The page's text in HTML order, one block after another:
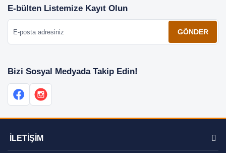
E-bülten Listemize Kayıt Olun
GÖNDER
Bizi Sosyal Medyada Takip Edin!
İLETİŞİM